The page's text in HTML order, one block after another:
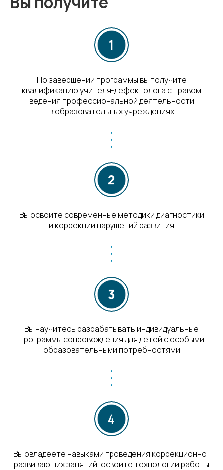
По завершении программы вы получите
квалификацию учителя-дефектолога с правом
ведения профессиональной деятельности
в образовательных учреждениях
Вы освоите современные методики диагностики
и коррекции нарушений развития
Вы научитесь разрабатывать индивидуальные
программы сопровождения для детей с особыми
образовательными потребностями
Вы овладеете навыками проведения коррекционно-
развивающих занятий, освоите технологии работы